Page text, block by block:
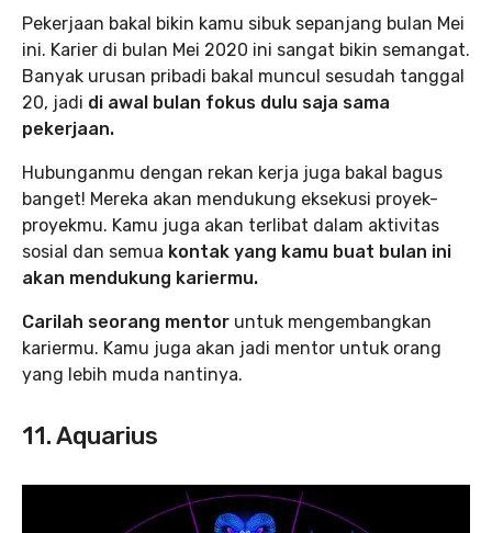
Pekerjaan bakal bikin kamu sibuk sepanjang bulan Mei
ini. Karier di bulan Mei 2020 ini sangat bikin semangat.
Banyak urusan pribadi bakal muncul sesudah tanggal
20, jadi di awal bulan fokus dulu saja sama
pekerjaan.
Hubunganmu dengan rekan kerja juga bakal bagus
banget! Mereka akan mendukung eksekusi proyek-
proyekmu. Kamu juga akan terlibat dalam aktivitas
sosial dan semua kontak yang kamu buat bulan ini
akan mendukung kariermu.
Carilah seorang mentor untuk mengembangkan
kariermu. Kamu juga akan jadi mentor untuk orang
yang lebih muda nantinya.
11. Aquarius